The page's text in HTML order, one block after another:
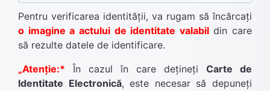
Pentru verificarea identităţii, va rugam să încărcați
o imagine a actului de identitate valabildin care
să rezulte datele de identificare.
„Atenție:* În cazul în care dețineți Carte de
Identitate Electronică, este necesar să depuneți